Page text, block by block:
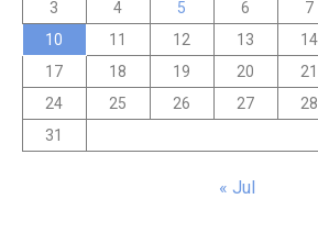
3
4 5 6 7
10
11 12 13 14
17
18 19 20 21
24
25 26 27 28
31
« Jul